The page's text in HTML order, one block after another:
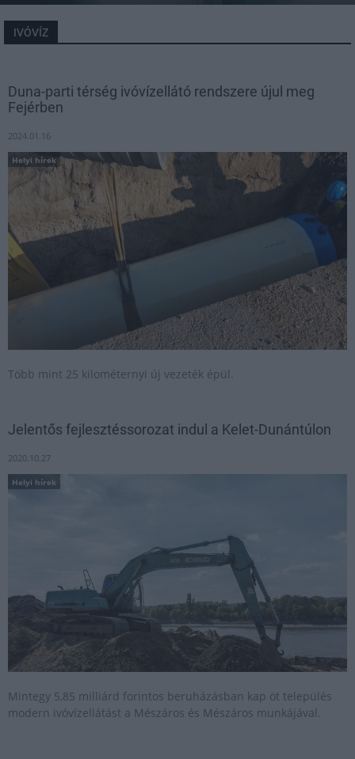
IVÓVÍZ
Duna-parti térség ivóvízellátó rendszere újul meg
Fejérben
2024.01.16
Helyi hírek
Több mint 25 kilométernyi új vezeték épül.
Jelentős fejlesztéssorozat indul a Kelet-Dunántúlon
2020.10.27
Helyi hírek
Mintegy 5,85 milliárd forintos beruházásban kap öt település
modern ivóvízellátást a Mészáros és Mészáros munkájával.